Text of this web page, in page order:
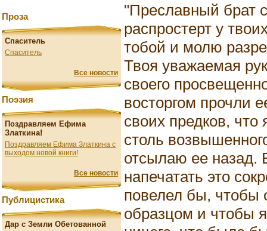
Проза
Спаситель
Спаситель
Все новости
Поэзия
Поздравляем Ефима
Златкина!
Поздравляем Ефима Златкина с
выходом новой книги!
Все новости
Публицистика
Дар с Земли Обетованной
"Преславный брат
распростерт у
тобой и молю
Твоя уважаемая
своего
восторгом прочли
своих предков, что
столь
отсылаю ее назад.
напечатать это
повелел бы, чтобы
образцом и чтобы